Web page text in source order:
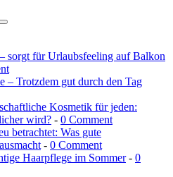
sorgt für Urlaubsfeeling auf Balkon
– Trotzdem gut durch den Tag
Kosmetik für jeden:
wird? - 0 Comment
betrachtet: Was gute
- 0 Comment
Haarpflege im Sommer- 0